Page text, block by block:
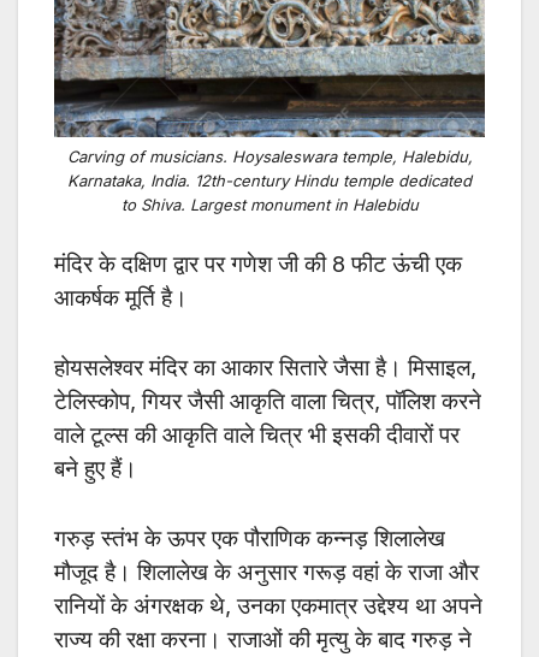
Carving of musicians. Hoysaleswara temple, Halebidu,
Karnataka, India. 12th-century Hindu temple dedicated
to Shiva. Largest monument in Halebidu
मंदिर के दक्षिण द्वार पर गणेश जी की 8 फीट ऊंची एक
आकर्षक मूर्ति है।
होयसलेश्वर मंदिर का आकार सितारे जैसा है। मिसाइल,
टेलिस्कोप, गियर जैसी आकृति वाला चित्र, पॉलिश करने
वाले टूल्स की आकृति वाले चित्र भी इसकी दीवारों पर
बने हुए हैं।
गरुड़ स्तंभ के ऊपर एक पौराणिक कन्नड़ शिलालेख
मौजूद है। शिलालेख के अनुसार गरूड़ वहां के राजा और
रानियों के अंगरक्षक थे, उनका एकमात्र उद्देश्य था अपने
राज्य की रक्षा करना। राजाओं की मृत्यु के बाद गरुड़ ने